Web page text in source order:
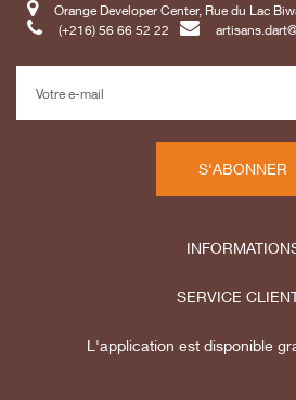
Orange Developer Center, Rue du Lac
(+216) 56 66 52 22
S'ABONNER
SERVICE
L'application est disponible